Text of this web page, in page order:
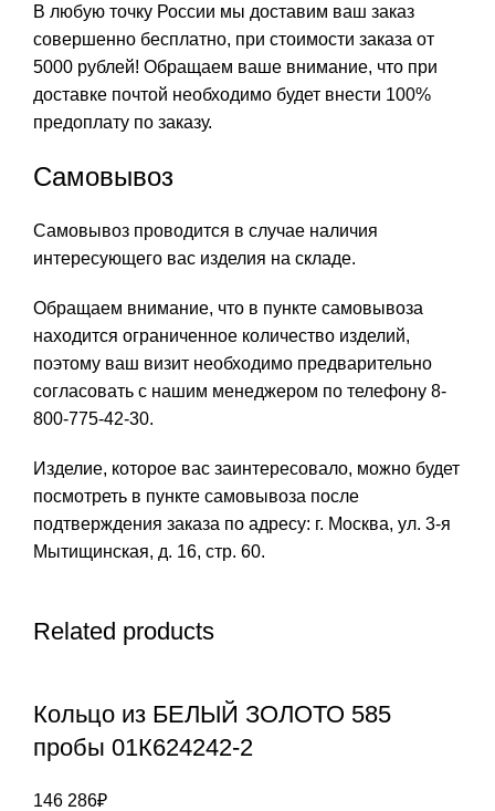
В любую точку России мы доставим ваш заказ
совершенно бесплатно, при стоимости заказа от
5000 рублей! Обращаем ваше внимание, что при
доставке почтой необходимо будет внести 100%
предоплату по заказу.
Самовывоз
Самовывоз проводится в случае наличия
интересующего вас изделия на складе.
Обращаем внимание, что в пункте самовывоза
находится ограниченное количество изделий,
поэтому ваш визит необходимо предварительно
согласовать с нашим менеджером по телефону 8-
800-775-42-30.
Изделие, которое вас заинтересовало, можно будет
посмотреть в пункте самовывоза после
подтверждения заказа по адресу: г. Москва, ул. 3-я
Мытищинская, д. 16, стр. 60.
Related products
Кольцо из БЕЛЫЙ ЗОЛОТО 585
пробы 01К624242-2
146 286₽